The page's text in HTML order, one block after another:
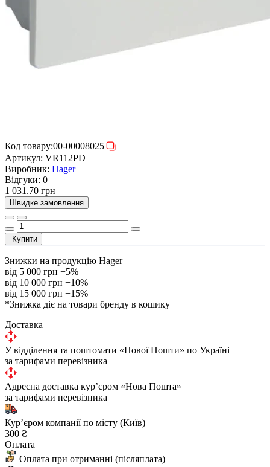
Код товару:00-00008025
Артикул: VR112PD
Виробник: Hager
Відгуки: 0
1 031.70 грн
Швидке замовлення
Купити
Знижки на продукцію Hager
від 5 000 грн −5%
від 10 000 грн −10%
від 15 000 грн −15%
*Знижка діє на товари бренду в кошику
Доставка
У відділення та поштомати «Нової Пошти» по Україні
за тарифами перевізника
Адресна доставка курʼєром «Нова Пошта»
за тарифами перевізника
Курʼєром компанії по місту (Київ)
300 ₴
Оплата
Оплата при отриманні (післяплата)